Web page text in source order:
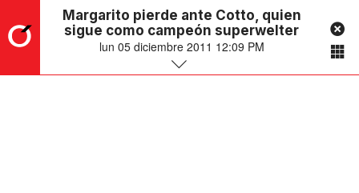
Margarito pierde ante Cotto, quien
sigue como campeón superwelter
lun 05 diciembre 2011 12:09 PM